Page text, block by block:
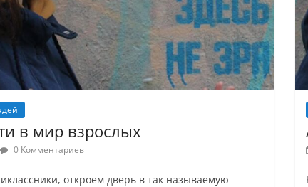
в мир взрослых
0 Комментариев
откроем дверь в так называемую